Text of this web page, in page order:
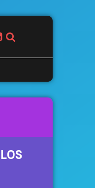
LOS